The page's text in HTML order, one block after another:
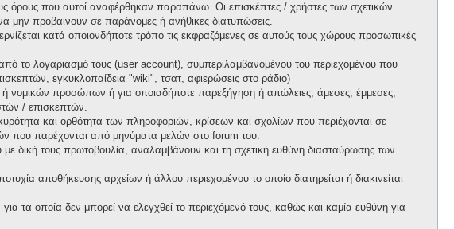
όρους που αυτοί αναφέρθηκαν παραπάνω. Οι επισκέπτες / χρήστες των σχετικών
μην προβαίνουν σε παράνομες ή ανήθικες διατυπώσεις.
κατά οποιονδήποτε τρόπο τις εκφραζόμενες σε αυτούς τους χώρους προσωπικές
το λογαριασμό τους (user account), συμπεριλαμβανομένου του περιεχομένου που
εγκυκλοπαίδεια "wiki", τσατ, αφιερώσεις στο ράδιο)
ή νομικών προσώπων ή για οποιαδήποτε παρεξήγηση ή απώλειες, άμεσες, έμμεσες,
/ επισκεπτών.
και ορθότητα των πληροφοριών, κρίσεων και σχολίων που περιέχονται σε
που παρέχονται από μηνύματα μελών στο forum του.
με δική τους πρωτοβουλία, αναλαμβάνουν και τη σχετική ευθύνη διασταύρωσης των
αποθήκευσης αρχείων ή άλλου περιεχομένου το οποίο διατηρείται ή διακινείται
τα οποία δεν μπορεί να ελεγχθεί το περιεχόμενό τους, καθώς και καμία ευθύνη για